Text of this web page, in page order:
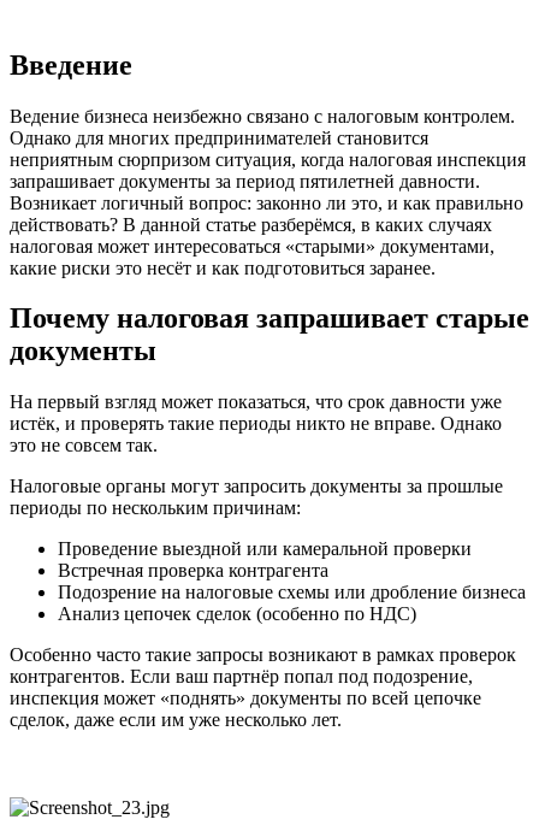
Введение
Ведение бизнеса неизбежно связано с налоговым контролем.
Однако для многих предпринимателей становится
неприятным сюрпризом ситуация, когда налоговая инспекция
запрашивает документы за период пятилетней давности.
Возникает логичный вопрос: законно ли это, и как правильно
действовать? В данной статье разберёмся, в каких случаях
налоговая может интересоваться «старыми» документами,
какие риски это несёт и как подготовиться заранее.
Почему налоговая запрашивает старые
документы
На первый взгляд может показаться, что срок давности уже
истёк, и проверять такие периоды никто не вправе. Однако
это не совсем так.
Налоговые органы могут запросить документы за прошлые
периоды по нескольким причинам:
Проведение выездной или камеральной проверки
Встречная проверка контрагента
Подозрение на налоговые схемы или дробление бизнеса
Анализ цепочек сделок (особенно по НДС)
Особенно часто такие запросы возникают в рамках проверок
контрагентов. Если ваш партнёр попал под подозрение,
инспекция может «поднять» документы по всей цепочке
сделок, даже если им уже несколько лет.